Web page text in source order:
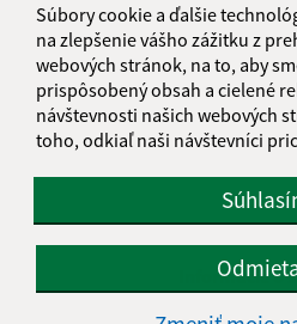
Súbory cookie a ďalšie
na zlepšenie vášho zážitku z
webových stránok, na to, aby
prispôsobený obsah a cielené
návštevnosti našich webových
toho, odkiaľ naši návštevníci
Informácie o